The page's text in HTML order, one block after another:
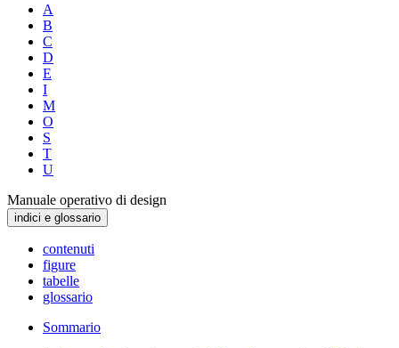
A
B
C
D
E
I
M
O
S
T
U
Manuale operativo di design
indici e glossario
contenuti
figure
tabelle
glossario
Sommario